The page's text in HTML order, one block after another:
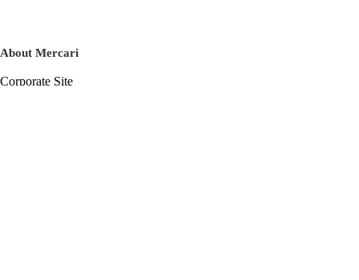
About Mercari
Corporate Site